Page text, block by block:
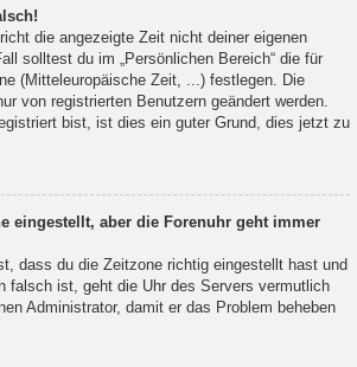
die angezeigte Zeit nicht deiner eigenen
solltest du im „Persönlichen Bereich“ die für
(Mitteleuropäische Zeit, ...) festlegen. Die
von registrierten Benutzern geändert werden.
bist, ist dies ein guter Grund, dies jetzt zu
eingestellt, aber die Forenuhr geht immer
dass du die Zeitzone richtig eingestellt hast und
falsch ist, geht die Uhr des Servers vermutlich
Administrator, damit er das Problem beheben